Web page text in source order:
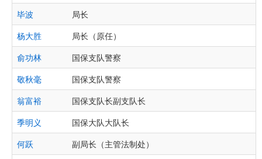
毕波
局长
杨大胜
局长（原任）
俞功林
国保支队警察
敬秋毫
国保支队警察
翁富裕
国保支队长副支队长
季明义
国保大队大队长
何跃
副局长（主管法制处）